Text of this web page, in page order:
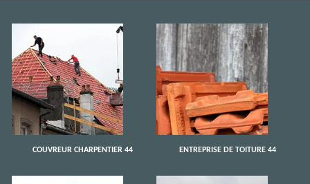
COUVREUR CHARPENTIER 44 ENTREPRISE DE TOITURE 44